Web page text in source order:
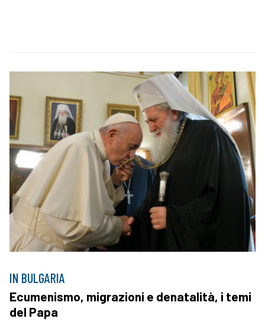
IN BULGARIA
Ecumenismo, migrazioni e denatalità, i temi
del Papa